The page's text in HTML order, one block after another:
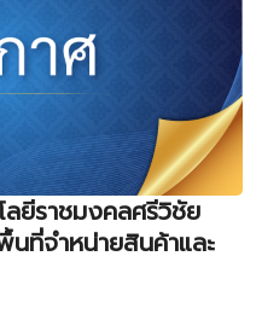
ลยีราชมงคลศรีวิชัย
นที่จำหน่ายสินค้าและ